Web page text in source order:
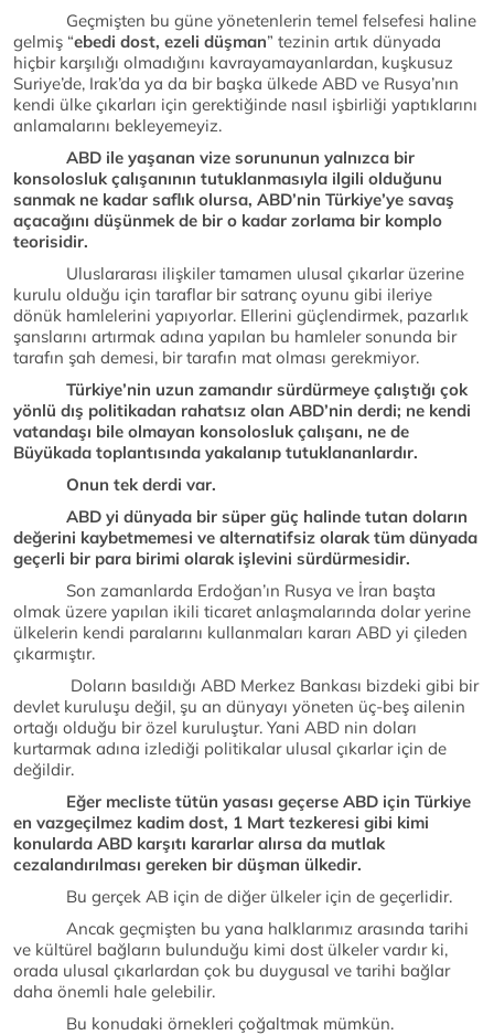
Geçmişten bu güne yönetenlerin temel felsefesi haline
gelmiş “ebedi dost, ezeli düşman” tezinin artık dünyada
hiçbir karşılığı olmadığını kavrayamayanlardan, kuşkusuz
Suriye’de, Irak’da ya da bir başka ülkede ABD ve Rusya’nın
kendi ülke çıkarları için gerektiğinde nasıl işbirliği yaptıklarını
anlamalarını bekleyemeyiz.
ABD ile yaşanan vize sorununun yalnızca bir
konsolosluk çalışanının tutuklanmasıyla ilgili olduğunu
sanmak ne kadar saflık olursa, ABD’nin Türkiye’ye savaş
açacağını düşünmek de bir o kadar zorlama bir komplo
teorisidir.
Uluslararası ilişkiler tamamen ulusal çıkarlar üzerine
kurulu olduğu için taraflar bir satranç oyunu gibi ileriye
dönük hamlelerini yapıyorlar. Ellerini güçlendirmek, pazarlık
şanslarını artırmak adına yapılan bu hamleler sonunda bir
tarafın şah demesi, bir tarafın mat olması gerekmiyor.
Türkiye’nin uzun zamandır sürdürmeye çalıştığı çok
yönlü dış politikadan rahatsız olan ABD’nin derdi; ne kendi
vatandaşı bile olmayan konsolosluk çalışanı, ne de
Büyükada toplantısında yakalanıp tutuklananlardır.
Onun tek derdi var.
ABD yi dünyada bir süper güç halinde tutan doların
değerini kaybetmemesi ve alternatifsiz olarak tüm dünyada
geçerli bir para birimi olarak işlevini sürdürmesidir.
Son zamanlarda Erdoğan’ın Rusya ve İran başta
olmak üzere yapılan ikili ticaret anlaşmalarında dolar yerine
ülkelerin kendi paralarını kullanmaları kararı ABD yi çileden
çıkarmıştır.
Doların basıldığı ABD Merkez Bankası bizdeki gibi bir
devlet kuruluşu değil, şu an dünyayı yöneten üç-beş ailenin
ortağı olduğu bir özel kuruluştur. Yani ABD nin doları
kurtarmak adına izlediği politikalar ulusal çıkarlar için de
değildir.
Eğer mecliste tütün yasası geçerse ABD için Türkiye
en vazgeçilmez kadim dost, 1 Mart tezkeresi gibi kimi
konularda ABD karşıtı kararlar alırsa da mutlak
cezalandırılması gereken bir düşman ülkedir.
Bu gerçek AB için de diğer ülkeler için de geçerlidir.
Ancak geçmişten bu yana halklarımız arasında tarihi
ve kültürel bağların bulunduğu kimi dost ülkeler vardır ki,
orada ulusal çıkarlardan çok bu duygusal ve tarihi bağlar
daha önemli hale gelebilir.
Bu konudaki örnekleri çoğaltmak mümkün.